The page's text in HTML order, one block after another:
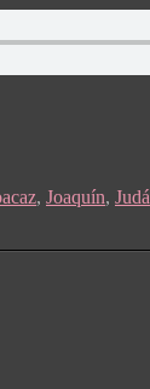
, Joaquín, Judá